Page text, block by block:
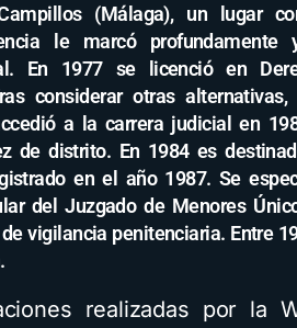
(Málaga), un lugar
le marcó
En 1977 se licenció en
considerar otras
a la carrera judicial en
de distrito. En 1984 es
en el año 1987. Se
del Juzgado de Menores
vigilancia penitenciaria. Entre
realizadas por la